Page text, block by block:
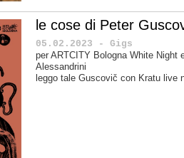
le cose di Peter
05.02.2023 - Gigs
per ARTCITY Bologna White Night
Alessandrini
leggo tale Guscovič con Kratu live